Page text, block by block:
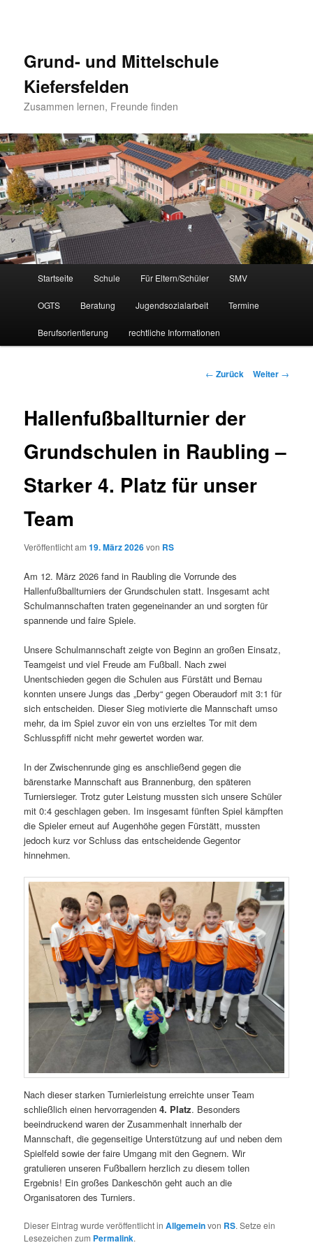
Grund- und Mittelschule
Kiefersfelden
Zusammen lernen, Freunde finden
Zum
Inhalt
wechseln
Startseite Schule Für Eltern/Schüler SMV
OGTS Beratung Jugendsozialarbeit Termine
Berufsorientierung rechtliche Informationen
Beitrags-
← Zurück Weiter →
Hallenfußballturnier der
Grundschulen in Raubling –
Starker 4. Platz für unser
Team
Veröffentlicht am19. März 2026von RS
Am 12. März 2026 fand in Raubling die Vorrunde des
Hallenfußballturniers der Grundschulen statt. Insgesamt acht
Schulmannschaften traten gegeneinander an und sorgten für
spannende und faire Spiele.
Unsere Schulmannschaft zeigte von Beginn an großen Einsatz,
Teamgeist und viel Freude am Fußball. Nach zwei
Unentschieden gegen die Schulen aus Fürstätt und Bernau
konnten unsere Jungs das „Derby“ gegen Oberaudorf mit 3:1 für
sich entscheiden. Dieser Sieg motivierte die Mannschaft umso
mehr, da im Spiel zuvor ein von uns erzieltes Tor mit dem
Schlusspfiff nicht mehr gewertet worden war.
In der Zwischenrunde ging es anschließend gegen die
bärenstarke Mannschaft aus Brannenburg, den späteren
Turniersieger. Trotz guter Leistung mussten sich unsere Schüler
mit 0:4 geschlagen geben. Im insgesamt fünften Spiel kämpften
die Spieler erneut auf Augenhöhe gegen Fürstätt, mussten
jedoch kurz vor Schluss das entscheidende Gegentor
hinnehmen.
Nach dieser starken Turnierleistung erreichte unser Team
schließlich einen hervorragenden4. Platz. Besonders
beeindruckend waren der Zusammenhalt innerhalb der
Mannschaft, die gegenseitige Unterstützung auf und neben dem
Spielfeld sowie der faire Umgang mit den Gegnern. Wir
gratulieren unseren Fußballern herzlich zu diesem tollen
Ergebnis! Ein großes Dankeschön geht auch an die
Organisatoren des Turniers.
Dieser Eintrag wurde veröffentlicht inAllgemeinvon RS. Setze ein
Lesezeichen zum Permalink.